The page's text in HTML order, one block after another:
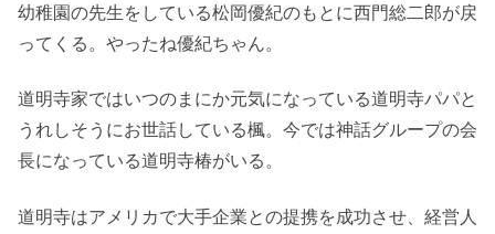
幼稚園の先生をしている松岡優紀のもとに西門総二郎が戻
ってくる。やったね優紀ちゃん。
道明寺家ではいつのまにか元気になっている道明寺パパと
うれしそうにお世話している楓。今では神話グループの会
長になっている道明寺椿がいる。
道明寺はアメリカで大手企業との提携を成功させ、経営人